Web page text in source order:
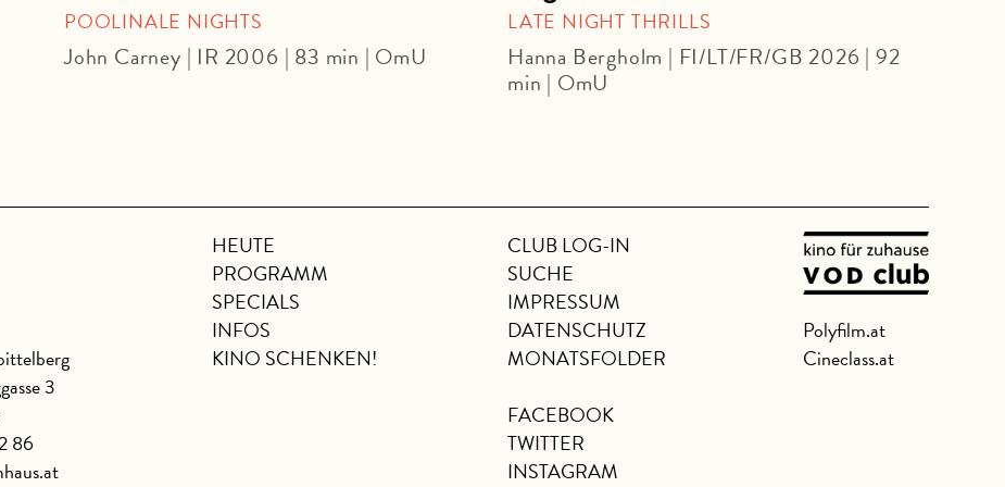
POOLINALE NIGHTS
John Carney | IR 2006 | 83 min | OmU
LATE NIGHT THRILLS
Hanna Bergholm | FI/LT/FR/GB 2026 | 92
min | OmU
3
86
HEUTE
PROGRAMM
SPECIALS
INFOS
KINO SCHENKEN!
CLUB LOG-IN
SUCHE
IMPRESSUM
DATENSCHUTZ
MONATSFOLDER
FACEBOOK
TWITTER
INSTAGRAM
Polyfilm.at
Cineclass.at